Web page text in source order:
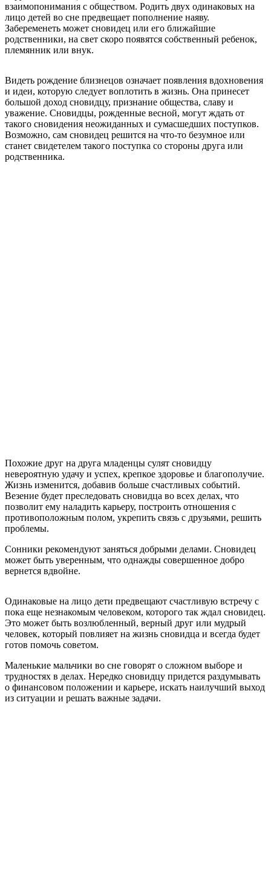
взаимопонимания с обществом. Родить двух одинаковых на
лицо детей во сне предвещает пополнение наяву.
Забеременеть может сновидец или его ближайшие
родственники, на свет скоро появятся собственный ребенок,
племянник или внук.
Видеть рождение близнецов означает появления вдохновения
и идеи, которую следует воплотить в жизнь. Она принесет
большой доход сновидцу, признание общества, славу и
уважение. Сновидцы, рожденные весной, могут ждать от
такого сновидения неожиданных и сумасшедших поступков.
Возможно, сам сновидец решится на что-то безумное или
станет свидетелем такого поступка со стороны друга или
родственника.
Похожие друг на друга младенцы сулят сновидцу
невероятную удачу и успех, крепкое здоровье и благополучие.
Жизнь изменится, добавив больше счастливых событий.
Везение будет преследовать сновидца во всех делах, что
позволит ему наладить карьеру, построить отношения с
противоположным полом, укрепить связь с друзьями, решить
проблемы.
Сонники рекомендуют заняться добрыми делами. Сновидец
может быть уверенным, что однажды совершенное добро
вернется вдвойне.
Одинаковые на лицо дети предвещают счастливую встречу с
пока еще незнакомым человеком, которого так ждал сновидец.
Это может быть возлюбленный, верный друг или мудрый
человек, который повлияет на жизнь сновидца и всегда будет
готов помочь советом.
Маленькие мальчики во сне говорят о сложном выборе и
трудностях в делах. Нередко сновидцу придется раздумывать
о финансовом положении и карьере, искать наилучший выход
из ситуации и решать важные задачи.